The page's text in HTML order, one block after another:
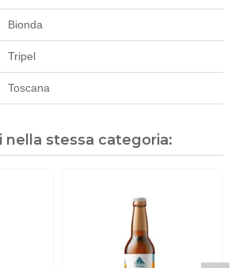
Bionda
Tripel
Toscana
nella stessa categoria: